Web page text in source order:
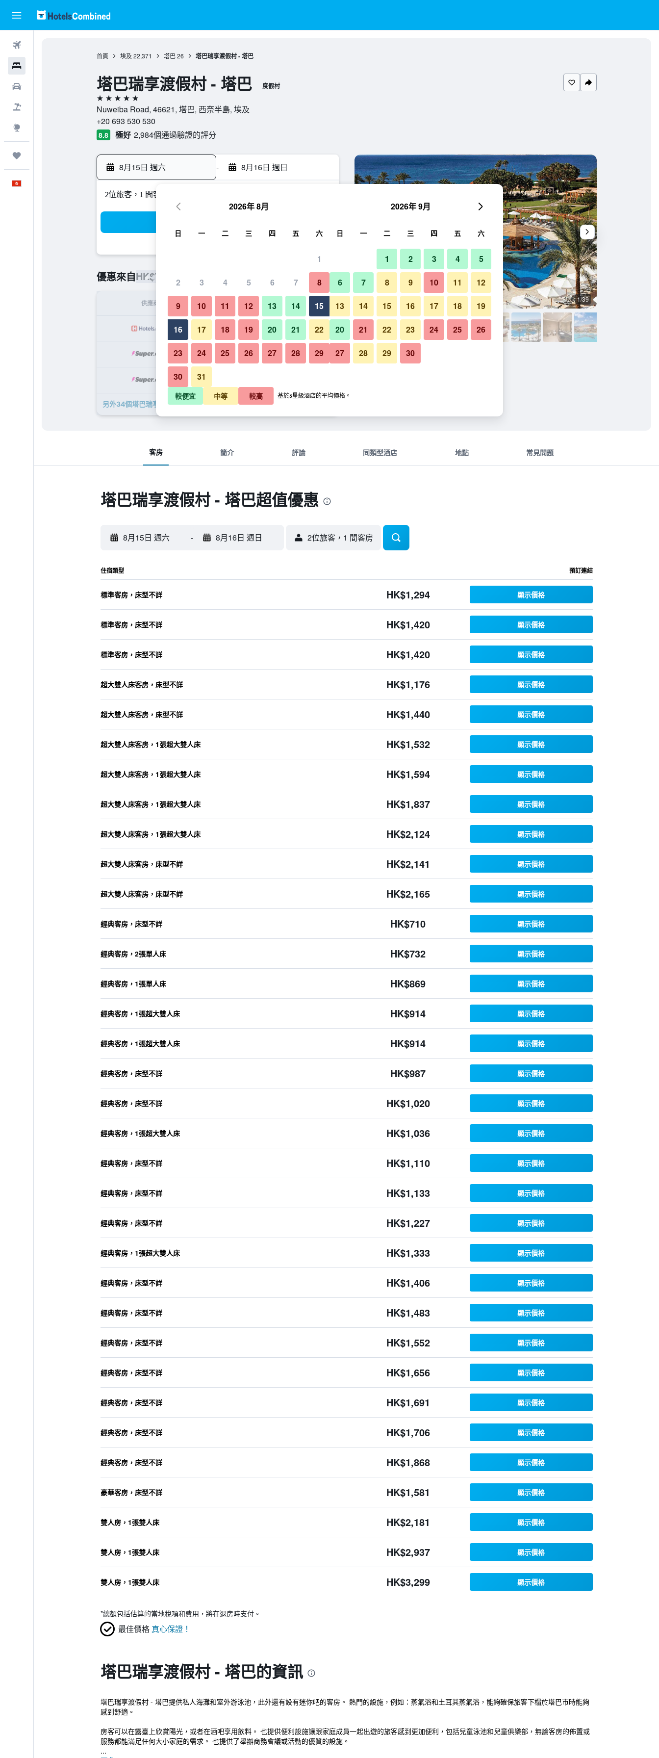
首頁 埃及 22,371 塔巴 26 塔巴瑞享渡假村 - 塔巴
塔巴瑞享渡假村 - 塔巴 度假村
5星級
Nuweiba Road, 46621, 塔巴, 西奈半島, 埃及
+20 693 530 530
8.8 極好 2,984個通過驗證的評分
8月15日 週六 - 8月16日 週日
2位旅客，1 間客房
優惠來自HK$710
供應商 每晚總額
HK$710 查看優惠
HK$732 查看優惠
另外34個塔巴瑞享渡假村 - 塔巴​的優惠
游泳池 1/39
塔巴瑞享渡假村 - 塔巴的照片
客房 簡介 評論 同類型酒店 地點 常見問題
塔巴瑞享渡假村 - 塔巴超值優惠
8月15日 週六 - 8月16日 週日 2位旅客，1 間客房
住宿類型 預訂連結
標準客房，床型不詳 HK$1,294 顯示價格
標準客房，床型不詳 HK$1,420 顯示價格
標準客房，床型不詳 HK$1,420 顯示價格
超大雙人床客房，床型不詳 HK$1,176 顯示價格
超大雙人床客房，床型不詳 HK$1,440 顯示價格
超大雙人床客房，1張超大雙人床 HK$1,532 顯示價格
超大雙人床客房，1張超大雙人床 HK$1,594 顯示價格
超大雙人床客房，1張超大雙人床 HK$1,837 顯示價格
超大雙人床客房，1張超大雙人床 HK$2,124 顯示價格
超大雙人床客房，床型不詳 HK$2,141 顯示價格
超大雙人床客房，床型不詳 HK$2,165 顯示價格
經典客房，床型不詳 HK$710 顯示價格
經典客房，2張單人床 HK$732 顯示價格
經典客房，1張單人床 HK$869 顯示價格
經典客房，1張超大雙人床 HK$914 顯示價格
經典客房，1張超大雙人床 HK$914 顯示價格
經典客房，床型不詳 HK$987 顯示價格
經典客房，床型不詳 HK$1,020 顯示價格
經典客房，1張超大雙人床 HK$1,036 顯示價格
經典客房，床型不詳 HK$1,110 顯示價格
經典客房，床型不詳 HK$1,133 顯示價格
經典客房，床型不詳 HK$1,227 顯示價格
經典客房，1張超大雙人床 HK$1,333 顯示價格
經典客房，床型不詳 HK$1,406 顯示價格
經典客房，床型不詳 HK$1,483 顯示價格
經典客房，床型不詳 HK$1,552 顯示價格
經典客房，床型不詳 HK$1,656 顯示價格
經典客房，床型不詳 HK$1,691 顯示價格
經典客房，床型不詳 HK$1,706 顯示價格
經典客房，床型不詳 HK$1,868 顯示價格
豪華客房，床型不詳 HK$1,581 顯示價格
雙人房，1張雙人床 HK$2,181 顯示價格
雙人房，1張雙人床 HK$2,937 顯示價格
雙人房，1張雙人床 HK$3,299 顯示價格
*總額包括估算的當地稅項和費用，將在退房時支付。
最佳價格 真心保證！
塔巴瑞享渡假村 - 塔巴的資訊
塔巴瑞享渡假村 - 塔巴提供私人海灘和室外游泳池，此外還有設有迷你吧的客房。 熱門的設施，例如：蒸氣浴和土耳其蒸氣浴，能夠確保旅客下榻於塔巴市時能夠
感到舒適。
房客可以在露臺上欣賞陽光，或者在酒吧享用飲料。 也提供便利設施讓跟家庭成員一起出遊的旅客感到更加便利，包括兒童泳池和兒童俱樂部，無論客房的佈置或
服務都能滿足任何大小家庭的需求。 也提供了舉辦商務會議或活動的優質的設施。
...
2026年 8月
日 一 二 三 四 五 六
1
2 3 4 5 6 7 8
9 10 11 12 13 14 15
16 17 18 19 20 21 22
23 24 25 26 27 28 29
30 31
2026年 9月
日 一 二 三 四 五 六
1 2 3 4 5
6 7 8 9 10 11 12
13 14 15 16 17 18 19
20 21 22 23 24 25 26
27 28 29 30
較便宜 中等 較高 基於3星級酒店的平均價格。